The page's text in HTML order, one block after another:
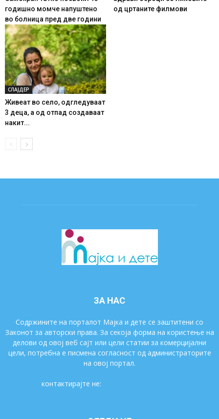
годишно момче напуштено
во болница пред две години
од цртаните филмови
СЛАЈДЕР
Живеат во село, одгледуваат
3 деца, а од отпад создаваат
накит...
ЗА НАС
Содржините на порталот Мајка и дете се заштитени со
Законот за авторски права. За секоја форма на користење на
делови од овој веб сајт или цели статии за комерцијални
цели, потребна е писмена согласност од администраторите
на овој портал.
контактирајте не: